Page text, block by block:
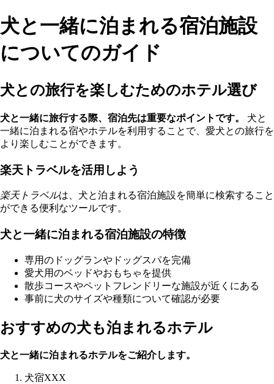
犬と一緒に泊まれる宿泊施設
についてのガイド
犬との旅行を楽しむためのホテル選び
犬と一緒に旅行する際、宿泊先は重要なポイントです。
犬と
一緒に泊まれる宿やホテルを利用することで、愛犬との旅行を
より楽しむことができます。
楽天トラベルを活用しよう
楽天トラベルは、犬と泊まれる宿泊施設を簡単に検索すること
ができる便利なツールです。
犬と一緒に泊まれる宿泊施設の特徴
専用のドッグランやドッグスパを完備
愛犬用のベッドやおもちゃを提供
散歩コースやペットフレンドリーな施設が近くにある
事前に犬のサイズや種類について確認が必要
おすすめの犬も泊まれるホテル
犬と一緒に泊まれるホテルをご紹介します。
犬宿XXX